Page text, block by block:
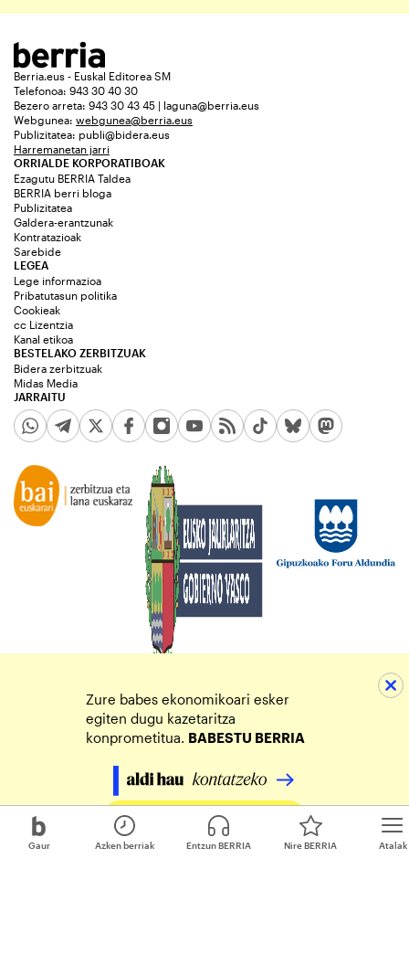
Gaur Atalak
Azken berriak Entzun BERRIA Nire BERRIA
Berria.eus - Euskal Editorea SM
Telefonoa: 943 30 40 30
Bezero arreta: 943 30 43 45 | laguna@berria.eus
Webgunea: webgunea@berria.eus
Publizitatea: publi@bidera.eus
Harremanetan jarri
ORRIALDE KORPORATIBOAK
Ezagutu BERRIA Taldea
BERRIA berri bloga
Publizitatea
Galdera-erantzunak
Kontratazioak
Sarebide
JARRAITU
LEGEA
Lege informazioa
Pribatutasun politika
Cookieak
cc Lizentzia
Kanal etikoa
BESTELAKO ZERBITZUAK
Bidera zerbitzuak
Midas Media
Zure babes ekonomikoari esker
egiten dugu kazetaritza
konprometitua. BABESTU BERRIA
Egin zure ekarpena